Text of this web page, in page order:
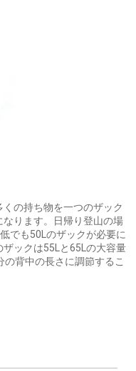
の持ち物を一つのザック
ります。日帰り登山の場
でも50Lのザックが必要に
ックは55Lと65Lの大容量
背中の長さに調節するこ